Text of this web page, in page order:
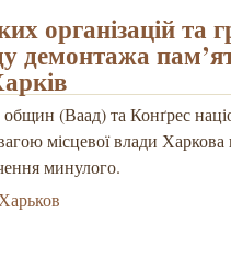
організацій та
демонтажа
общин (Ваад) та Конґрес
місцевої влади
минулого.
Харьков